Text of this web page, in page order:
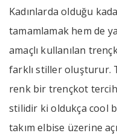
Kadınlarda olduğu
tamamlamak hem de
amaçlı kullanılan
farklı stiller oluşturur.
renk bir trençkot
stilidir ki oldukça cool
takım elbise üzerine